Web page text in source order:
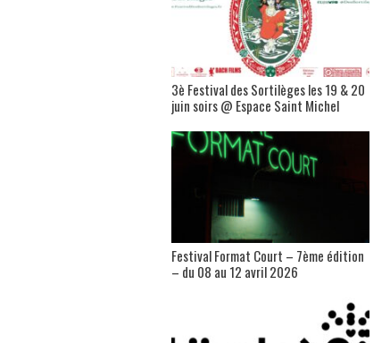
3è Festival des Sortilèges les 19 & 20
juin soirs @ Espace Saint Michel
Festival Format Court – 7ème édition
– du 08 au 12 avril 2026